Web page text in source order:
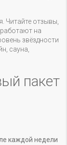
Читайте отзывы,
работают на
звёздности
сауна,
пакет
каждой недели